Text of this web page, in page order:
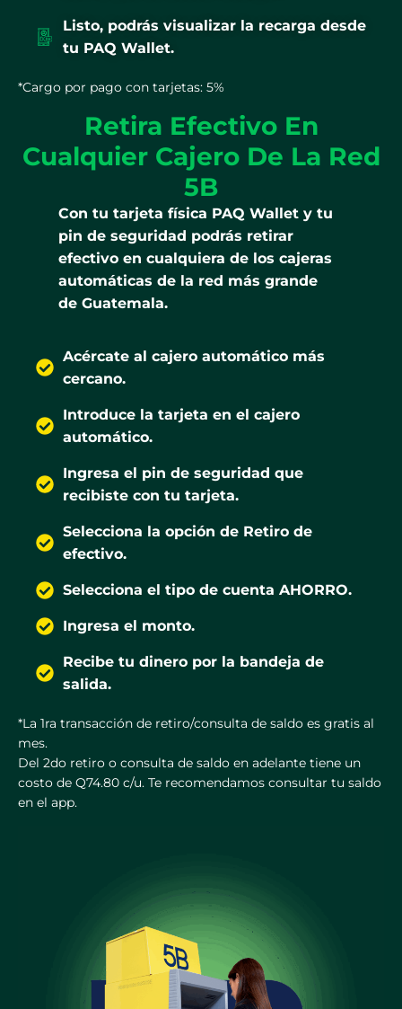
Listo, podrás visualizar la recarga desde
tu PAQ Wallet.
*Cargo por pago con tarjetas: 5%
Retira Efectivo En
Cualquier Cajero De La Red
5B
Con tu tarjeta física PAQ Wallet y tu
pin de seguridad podrás retirar
efectivo en cualquiera de los cajeras
automáticas de la red más grande
de Guatemala.
Acércate al cajero automático más
cercano.
Introduce la tarjeta en el cajero
automático.
Ingresa el pin de seguridad que
recibiste con tu tarjeta.
Selecciona la opción de Retiro de
efectivo.
Selecciona el tipo de cuenta AHORRO.
Ingresa el monto.
Recibe tu dinero por la bandeja de
salida.
*La 1ra transacción de retiro/consulta de saldo es gratis al
mes.
Del 2do retiro o consulta de saldo en adelante tiene un
costo de Q74.80 c/u. Te recomendamos consultar tu saldo
en el app.